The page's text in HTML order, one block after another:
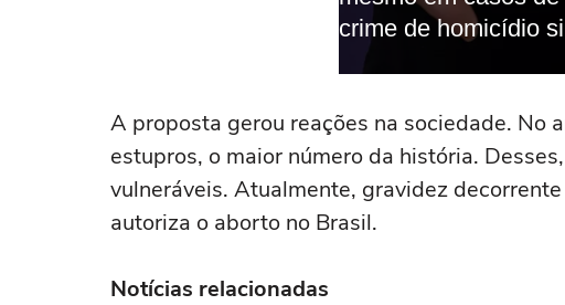
A proposta gerou reações na sociedade. No
estupros, o maior número da história.
vulneráveis. Atualmente, gravidez
autoriza o aborto no Brasil.
Notícias relacionadas